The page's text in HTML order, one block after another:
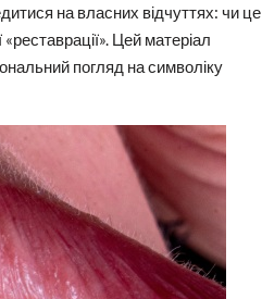
на власних відчуттях: чи це
Цей матеріал
погляд на символіку